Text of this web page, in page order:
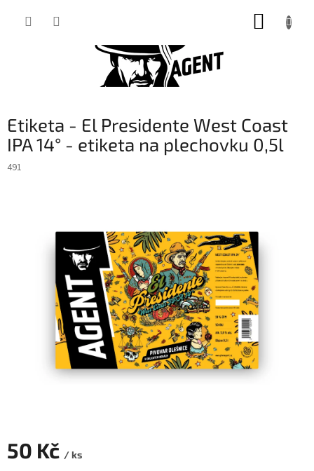
Etiketa - El Presidente West Coast
IPA 14° - etiketa na plechovku 0,5l
491
50 Kč / ks